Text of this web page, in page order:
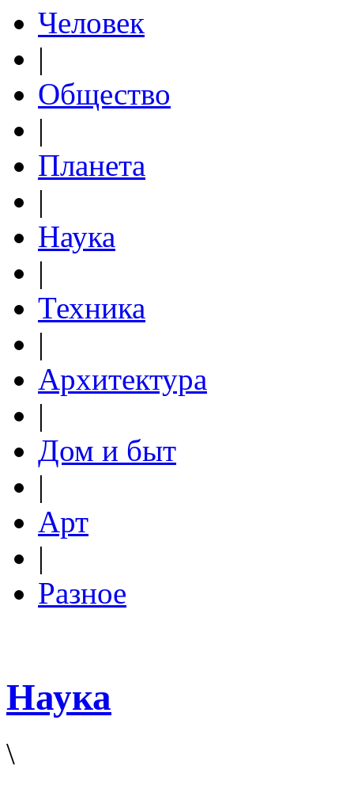
Человек
|
Общество
|
Планета
|
Наука
|
Техника
|
Архитектура
|
Дом и быт
|
Арт
|
Разное
Наука
\